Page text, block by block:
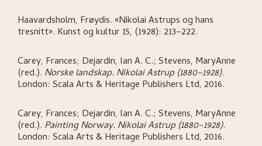
Haavardsholm, Frøydis.«Nikolai Astrups og hans
tresnitt». Kunst og kultur 15, (1928): 213–222.
Carey, Frances; Dejardin, Ian A. C.; Stevens, MaryAnne
(red.). Norske landskap. Nikolai Astrup (1880–1928).
London: Scala Arts & Heritage Publishers Ltd, 2016.
Carey, Frances; Dejardin, Ian A. C.; Stevens, MaryAnne
(red.). Painting Norway. Nikolai Astrup (1880–1928).
London: Scala Arts & Heritage Publishers Ltd, 2016.